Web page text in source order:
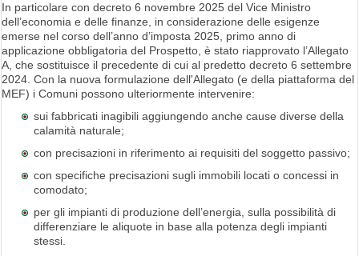
In particolare con decreto 6 novembre 2025 del Vice Ministro
dell’economia e delle finanze, in considerazione delle esigenze
emerse nel corso dell’anno d’imposta 2025, primo anno di
applicazione obbligatoria del Prospetto, è stato riapprovato l’Allegato
A, che sostituisce il precedente di cui al predetto decreto 6 settembre
2024. Con la nuova formulazione dell'Allegato (e della piattaforma del
MEF) i Comuni possono ulteriormente intervenire:
sui fabbricati inagibili aggiungendo anche cause diverse della
calamità naturale;
con precisazioni in riferimento ai requisiti del soggetto passivo;
con specifiche precisazioni sugli immobili locati o concessi in
comodato;
per gli impianti di produzione dell’energia, sulla possibilità di
differenziare le aliquote in base alla potenza degli impianti
stessi.